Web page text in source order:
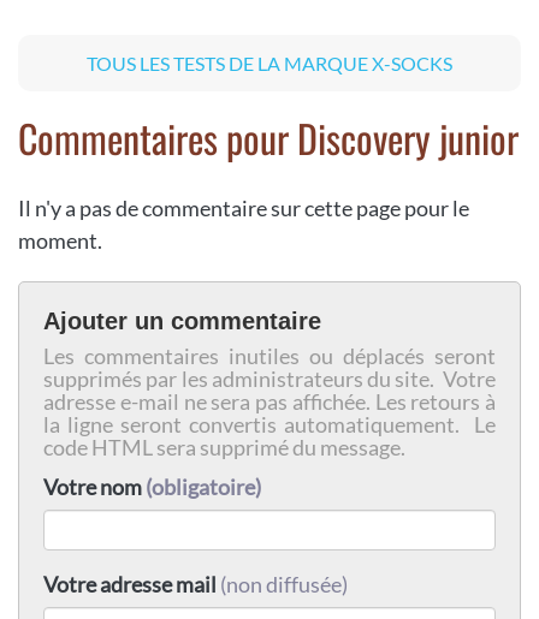
TOUS LES TESTS DE LA MARQUE X-SOCKS
Commentaires pour Discovery junior
Il n'y a pas de commentaire sur cette page pour le
moment.
Ajouter un commentaire
Les commentaires inutiles ou déplacés seront
supprimés par les administrateurs du site. Votre
adresse e-mail ne sera pas affichée. Les retours à
la ligne seront convertis automatiquement. Le
code HTML sera supprimé du message.
Votre nom(obligatoire)
Votre adresse mail (non diffusée)